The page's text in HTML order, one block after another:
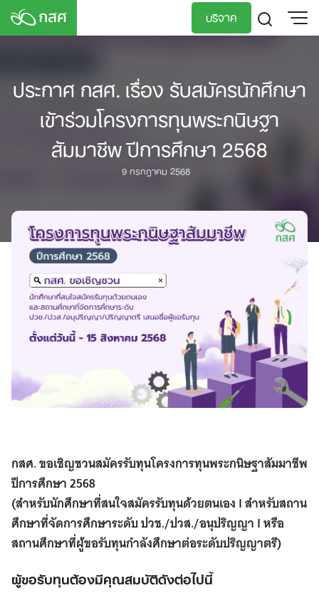
Skip
บริจาค
ประกาศ กสศ. เรื่อง รับสมัครนักศึกษา
เข้าร่วมโครงการทุนพระกนิษฐา
สัมมาชีพ ปีการศึกษา 2568
9 กรกฎาคม 2568
กสศ. ขอเชิญชวนสมัครรับทุนโครงการทุนพระกนิษฐาสัมมาชีพ
ปีการศึกษา 2568
(สำหรับนักศึกษาที่สนใจสมัครรับทุนด้วยตนเอง I สำหรับสถาน
ศึกษาที่จัดการศึกษาระดับ ปวช./ปวส./อนุปริญญา I หรือ
สถานศึกษาที่ผู้ขอรับทุนกำลังศึกษาต่อระดับปริญญาตรี)
ผู้ขอรับทุนต้องมีคุณสมบัติดังต่อไปนี้